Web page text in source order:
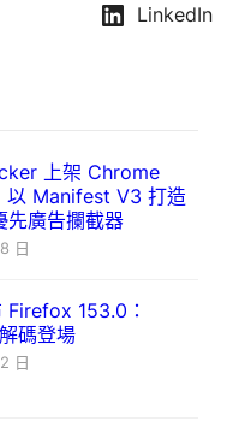
LinkedIn
上架 Chrome
以 Manifest V3 打造
先廣告攔截器
日
153.0：
碼登場
日